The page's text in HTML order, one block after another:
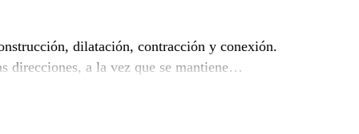
dilatación, contracción y conexión.
direcciones, a la vez que se mantiene
impermeable de poliolefina flexible